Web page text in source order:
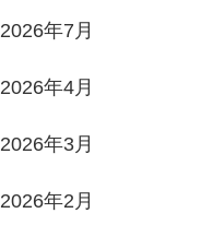
2026年7月
2026年4月
2026年3月
2026年2月